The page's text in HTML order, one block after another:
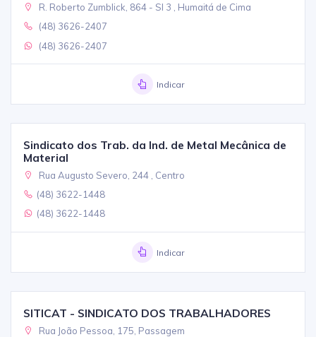
R. Roberto Zumblick, 864 - Sl 3 , Humaitá de Cima
(48) 3626-2407
(48) 3626-2407
Indicar
Sindicato dos Trab. da Ind. de Metal Mecânica de
Material
Rua Augusto Severo, 244 , Centro
(48) 3622-1448
(48) 3622-1448
Indicar
SITICAT - SINDICATO DOS TRABALHADORES
Rua João Pessoa, 175, Passagem